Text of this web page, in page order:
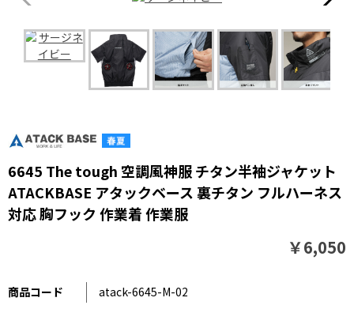
6645 The tough 空調風神服 チタン半袖ジャケット
ATACKBASE アタックベース 裏チタン フルハーネス
対応 胸フック 作業着 作業服
￥6,050
商品コード atack-6645-M-02